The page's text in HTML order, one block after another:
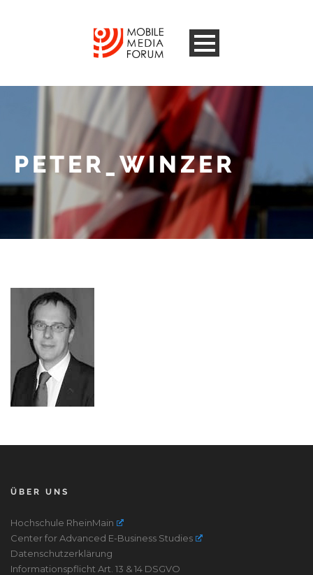
PETER_WINZER
ÜBER UNS
Hochschule RheinMain
Center for Advanced E-Business Studies
Datenschutzerklärung
Informationspflicht Art. 13 & 14 DSGVO